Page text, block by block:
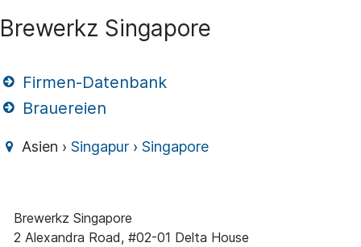
Brewerkz Singapore
Firmen-Datenbank
Brauereien
Asien ›Singapur ›Singapore
Brewerkz Singapore
2 Alexandra Road, #02-01 Delta House